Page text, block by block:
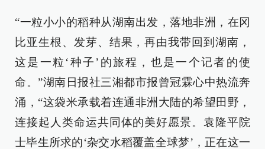
“一粒小小的稻种从湖南出发，落地非洲，在冈
比亚生根、发芽、结果，再由我带回到湖南，
这是一粒‘种子’的旅程，也是一个记者的使
命。”湖南日报社三湘都市报曾冠霖心中热流奔
涌，“这袋米承载着连通非洲大陆的希望田野，
连接起人类命运共同体的美好愿景。袁隆平院
士毕生所求的‘杂交水稻覆盖全球梦’，正在这一